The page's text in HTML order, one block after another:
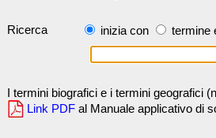
Ricerca inizia con termine
I termini biografici e i termini geografici
Link PDF al Manuale applicativo di